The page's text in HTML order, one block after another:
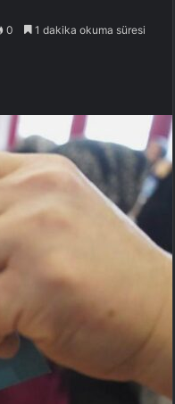
0 1 dakika okuma süresi